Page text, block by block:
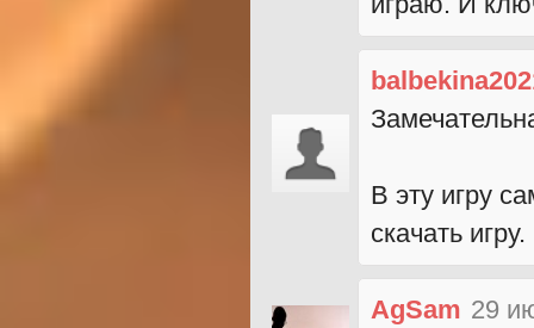
В эту игру
скачать
AgSam 29